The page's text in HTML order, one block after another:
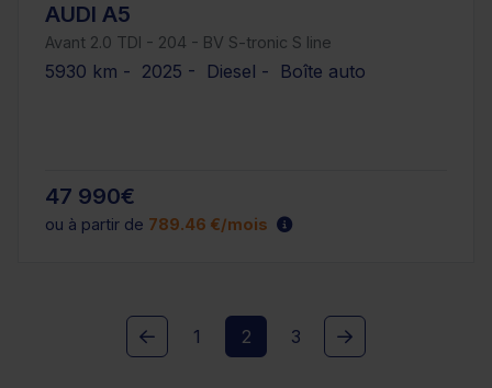
AUDI A5
Avant 2.0 TDI - 204 - BV S-tronic S line
5930 km - 2025 - Diesel - Boîte auto
47 990€
ou à partir de 789.46 €/mois
1 2 3